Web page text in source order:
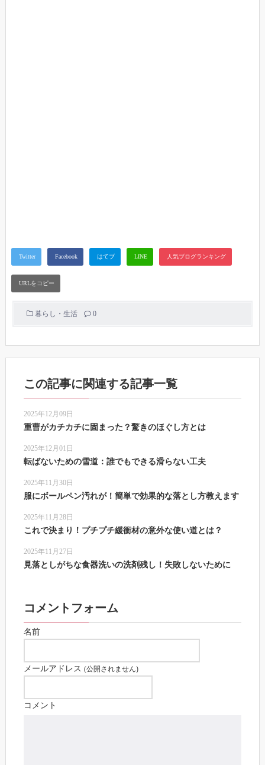
暮らし・生活 0
この記事に関連する記事一覧
2025年12月09日
重曹がカチカチに固まった？驚きのほぐし方とは
2025年12月01日
転ばないための雪道：誰でもできる滑らない工夫
2025年11月30日
服にボールペン汚れが！簡単で効果的な落とし方教えます
2025年11月28日
これで決まり！プチプチ緩衝材の意外な使い道とは？
2025年11月27日
見落としがちな食器洗いの洗剤残し！失敗しないために
コメントフォーム
名前
メールアドレス (公開されません)
コメント